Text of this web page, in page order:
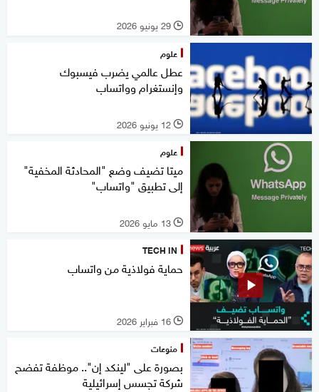
l 29 يونيو 2026
علوم
عطل عالمي يضرب فيسبوك
وإنستغرام وواتساب
l 12 يونيو 2026
علوم
ميتا تضيف وضع "المحادثة المخفية"
إلى تطبيق "واتساب"
l 13 مايو 2026
TECH IN
حماية فولاذية من واتساب
l 16 فبراير 2026
منوعات
بصورة على "لينكد إن".. موظفة تفضح
شركة تجسس إسرائيلية